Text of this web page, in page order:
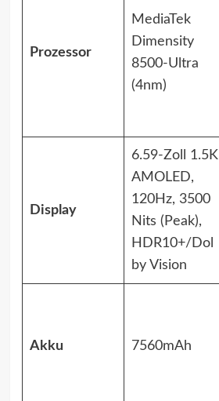
Prozessor
MediaTek
Dimensity
8500-Ultra
(4nm)
Display
6.59-Zoll 1.5K
AMOLED,
120Hz, 3500
Nits (Peak),
HDR10+/Dol
by Vision
Akku 7560mAh